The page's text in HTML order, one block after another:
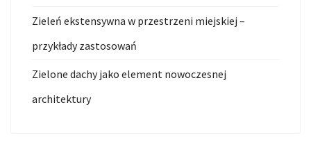
Zieleń ekstensywna w przestrzeni miejskiej –
przykłady zastosowań
Zielone dachy jako element nowoczesnej
architektury